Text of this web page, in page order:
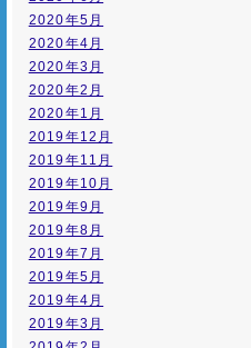
2020年5月
2020年4月
2020年3月
2020年2月
2020年1月
2019年12月
2019年11月
2019年10月
2019年9月
2019年8月
2019年7月
2019年5月
2019年4月
2019年3月